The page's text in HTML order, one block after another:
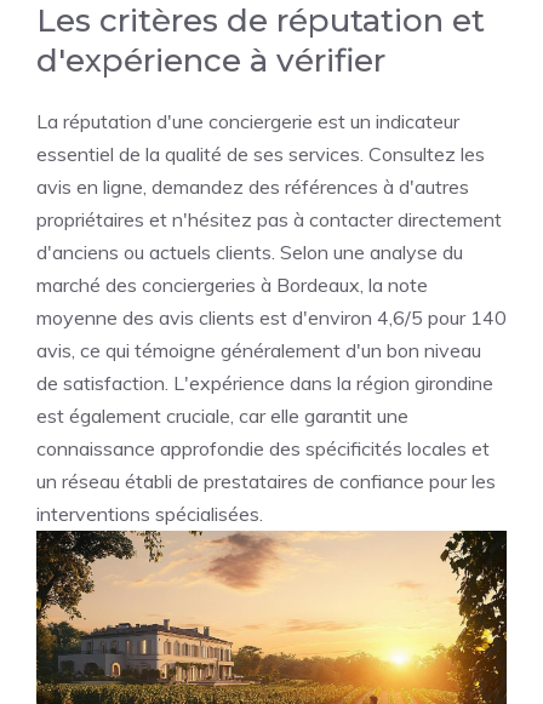
Les critères de réputation et
d'expérience à vérifier
La réputation d'une conciergerie est un indicateur
essentiel de la qualité de ses services. Consultez les
avis en ligne, demandez des références à d'autres
propriétaires et n'hésitez pas à contacter directement
d'anciens ou actuels clients. Selon une analyse du
marché des conciergeries à Bordeaux, la note
moyenne des avis clients est d'environ 4,6/5 pour 140
avis, ce qui témoigne généralement d'un bon niveau
de satisfaction. L'expérience dans la région girondine
est également cruciale, car elle garantit une
connaissance approfondie des spécificités locales et
un réseau établi de prestataires de confiance pour les
interventions spécialisées.